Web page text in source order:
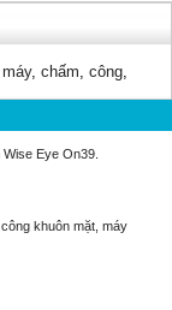
máy, chấm, công,
Eye On39.
khuôn mặt, máy